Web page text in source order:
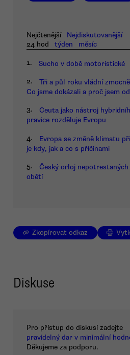
Nejčtenější
Nejdiskutovanější
24 hod
týden měsíc
1. Sucho v době motoristické
2.
Tři a půl roku vládní
Co jsme dokázali a proč jsem
3.
Ceuta jako nástroj
pravice rozděluje Evropu
4.
Evropa se změně klimatu
je kdy, jak a co s příčinami
5.
Český orloj
obětí
Zkopírovat odkaz
Diskuse
Pro přístup do diskusí zadejte
pravidelný dar v minimální
Děkujeme za podporu.